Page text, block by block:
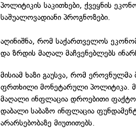
პოლიტიკის საკითხები, ქვეყნის
საშუალოვადიანი პროგნოზები.
აღინიშნა, რომ საქართველოს
და ზრდის მაღალ მაჩვენებლებს
მისიამ ხაზი გაუსვა, რომ ეროვნულმა
ფრთხილი მონეტარული პოლიტიკა.
მაღალი ინფლაცია დროებითი
დაბალი საბაზო ინფლაცია
არარსებობაზე მიუთითებს.